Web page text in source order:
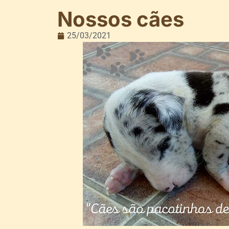
Nossos cães
25/03/2021